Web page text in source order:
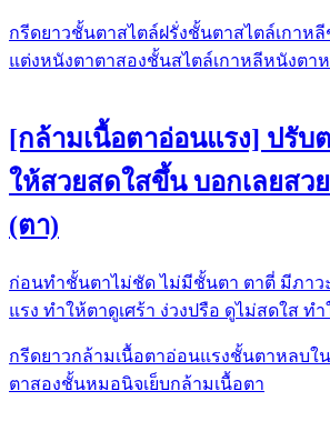
กรีดยาวชั้นตาสไตล์ฝรั่งชั้นตาสไตล์เกาหลี
แต่งหนังตาตาสองชั้นสไตล์เกาหลีหนังตา
[กล้ามเนื้อตาอ่อนแรง] ปรับ
ให้สวยสดใสขึ้น บอกเลยสว
(ตา)
ก่อนทำชั้นตาไม่ชัด ไม่มีชั้นตา ตาตี่ มีภาว
แรง ทำให้ตาดูเศร้า ง่วงปรือ ดูไม่สดใส ท
กรีดยาวกล้ามเนื้อตาอ่อนแรงชั้นตาหลบใน
ตาสองชั้นหมอนิจเย็บกล้ามเนื้อตา